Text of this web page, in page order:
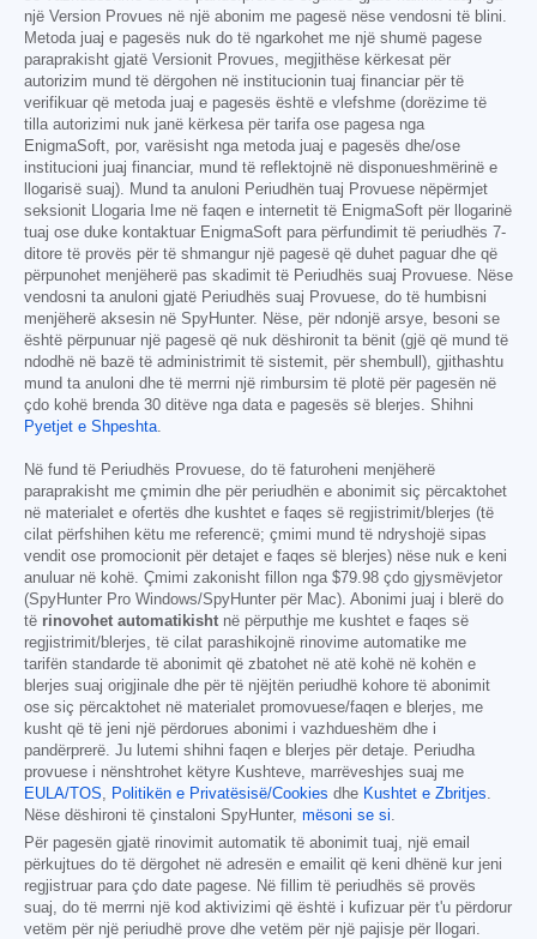
një Version Provues në një abonim me pagesë nëse vendosni të blini.
Metoda juaj e pagesës nuk do të ngarkohet me një shumë pagese
paraprakisht gjatë Versionit Provues, megjithëse kërkesat për
autorizim mund të dërgohen në institucionin tuaj financiar për të
verifikuar që metoda juaj e pagesës është e vlefshme (dorëzime të
tilla autorizimi nuk janë kërkesa për tarifa ose pagesa nga
EnigmaSoft, por, varësisht nga metoda juaj e pagesës dhe/ose
institucioni juaj financiar, mund të reflektojnë në disponueshmërinë e
llogarisë suaj). Mund ta anuloni Periudhën tuaj Provuese nëpërmjet
seksionit Llogaria Ime në faqen e internetit të EnigmaSoft për llogarinë
tuaj ose duke kontaktuar EnigmaSoft para përfundimit të periudhës 7-
ditore të provës për të shmangur një pagesë që duhet paguar dhe që
përpunohet menjëherë pas skadimit të Periudhës suaj Provuese. Nëse
vendosni ta anuloni gjatë Periudhës suaj Provuese, do të humbisni
menjëherë aksesin në SpyHunter. Nëse, për ndonjë arsye, besoni se
është përpunuar një pagesë që nuk dëshironit ta bënit (gjë që mund të
ndodhë në bazë të administrimit të sistemit, për shembull), gjithashtu
mund ta anuloni dhe të merrni një rimbursim të plotë për pagesën në
çdo kohë brenda 30 ditëve nga data e pagesës së blerjes. Shihni
Pyetjet e Shpeshta.
Në fund të Periudhës Provuese, do të faturoheni menjëherë
paraprakisht me çmimin dhe për periudhën e abonimit siç përcaktohet
në materialet e ofertës dhe kushtet e faqes së regjistrimit/blerjes (të
cilat përfshihen këtu me referencë; çmimi mund të ndryshojë sipas
vendit ose promocionit për detajet e faqes së blerjes) nëse nuk e keni
anuluar në kohë. Çmimi zakonisht fillon nga $79.98 çdo gjysmëvjetor
(SpyHunter Pro Windows/SpyHunter për Mac). Abonimi juaj i blerë do
të rinovohet automatikisht në përputhje me kushtet e faqes së
regjistrimit/blerjes, të cilat parashikojnë rinovime automatike me
tarifën standarde të abonimit që zbatohet në atë kohë në kohën e
blerjes suaj origjinale dhe për të njëjtën periudhë kohore të abonimit
ose siç përcaktohet në materialet promovuese/faqen e blerjes, me
kusht që të jeni një përdorues abonimi i vazhdueshëm dhe i
pandërprerë. Ju lutemi shihni faqen e blerjes për detaje. Periudha
provuese i nënshtrohet këtyre Kushteve, marrëveshjes suaj me
EULA/TOS, Politikën e Privatësisë/Cookies dhe Kushtet e Zbritjes.
Nëse dëshironi të çinstaloni SpyHunter, mësoni se si.
Për pagesën gjatë rinovimit automatik të abonimit tuaj, një email
përkujtues do të dërgohet në adresën e emailit që keni dhënë kur jeni
regjistruar para çdo date pagese. Në fillim të periudhës së provës
suaj, do të merrni një kod aktivizimi që është i kufizuar për t'u përdorur
vetëm për një periudhë prove dhe vetëm për një pajisje për llogari.